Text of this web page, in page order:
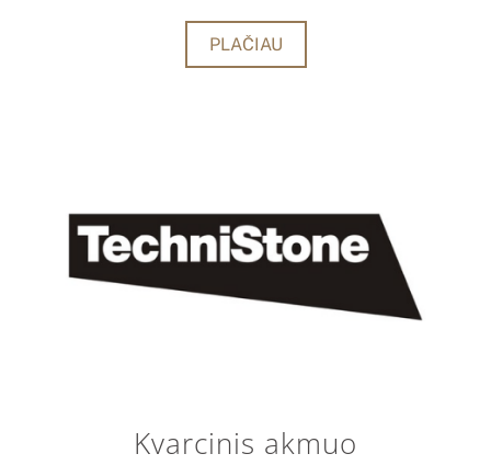
PLAČIAU
Kvarcinis akmuo